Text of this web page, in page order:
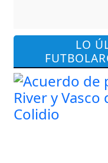
LO